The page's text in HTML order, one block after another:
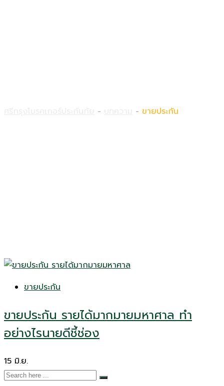
- - ขายประกัน
ขายประกัน
ขายประกัน รายได้มากมายมหาศาล ทำ
อย่างไรนายดีชี้ช่อง
15 มิ.ย.